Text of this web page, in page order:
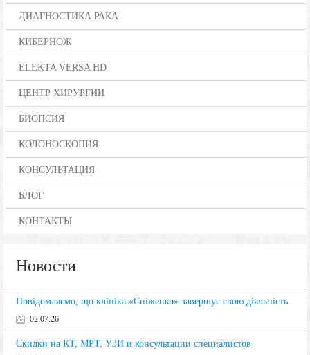
ДИАГНОСТИКА РАКА
КИБЕРНОЖ
ELEKTA VERSA HD
ЦЕНТР ХИРУРГИИ
БИОПСИЯ
КОЛОНОСКОПИЯ
КОНСУЛЬТАЦИЯ
БЛОГ
КОНТАКТЫ
Новости
Повідомляємо, що клініка «Спіженко» завершує свою діяльність.
02.07.26
Скидки на КТ, МРТ, УЗИ и консультации специалистов